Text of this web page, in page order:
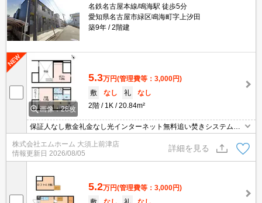
名鉄名古屋本線/鳴海駅 徒歩5分
愛知県名古屋市緑区鳴海町字上汐田
築9年
2階建
画像：28枚
5.3万円(管理費等：3,000円)
敷
なし 礼
なし
2階
1K 20.84m²
保証人なし敷金礼金なし光インターネット無料追い焚きシステムキ
ッチンガス2口
株式会社エムホーム 大須上前津店
情報更新日 2026/08/05
詳細を見る
5.2万円(管理費等：3,000円)